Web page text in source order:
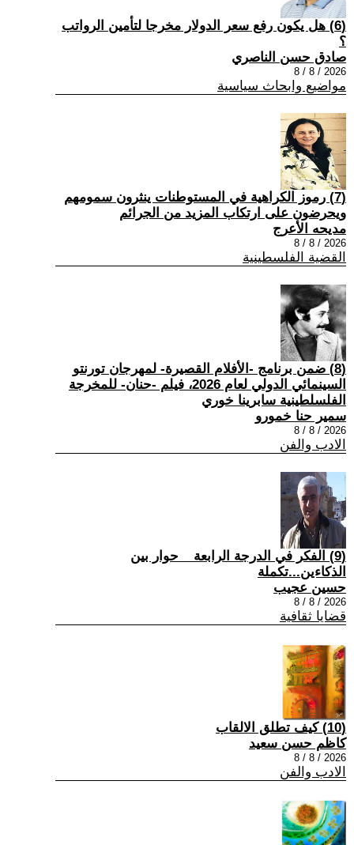
(6) هل يكون رفع سعر الدولار مخرجا لتأمين الرواتب
؟
صادق حسن الناصري
2026 / 8 / 8
مواضيع وابحاث سياسية
(7) رموز الكراهية في المستوطنات ينثرون سمومهم
ويحرضون على ارتكاب المزيد من الجرائم
مديحه الأعرج
2026 / 8 / 8
القضية الفلسطينية
(8) ضمن برنامج -الأفلام القصيرة- لمهرجان تورنتو
السينمائي الدولي لعام 2026، فيلم -حنان- للمخرجة
الفلسلطينية سابرينا خوري
سمير حنا خمورو
2026 / 8 / 8
الادب والفن
(9) الفكر في الدرجة الرابعة _ حوار بين
الذكاءين...تكملة
حسين عجيب
2026 / 8 / 8
قضايا ثقافية
(10) كيف تطلق الالقاب
كاظم حسن سعيد
2026 / 8 / 8
الادب والفن